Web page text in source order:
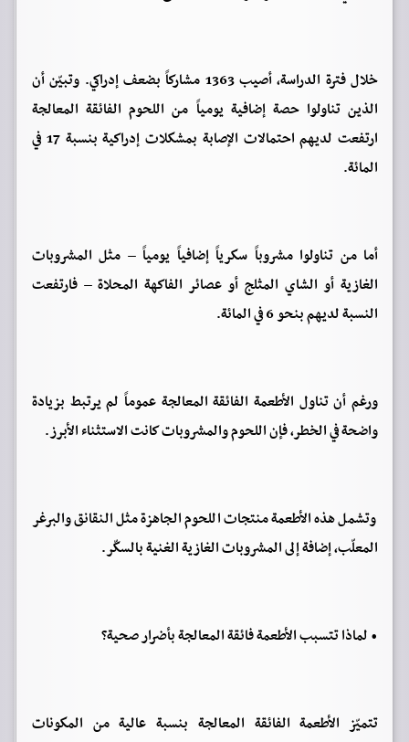
خلال فترة الدراسة، أصيب 1363 مشاركاً بضعف إدراكي. وتبيّن أن
الذين تناولوا حصة إضافية يومياً من اللحوم الفائقة المعالجة
ارتفعت لديهم احتمالات الإصابة بمشكلات إدراكية بنسبة 17 في
المائة.
أما من تناولوا مشروباً سكرياً إضافياً يومياً – مثل المشروبات
الغازية أو الشاي المثلج أو عصائر الفاكهة المحلاة – فارتفعت
النسبة لديهم بنحو 6 في المائة.
ورغم أن تناول الأطعمة الفائقة المعالجة عموماً لم يرتبط بزيادة
واضحة في الخطر، فإن اللحوم والمشروبات كانت الاستثناء الأبرز.
وتشمل هذه الأطعمة منتجات اللحوم الجاهزة مثل النقانق والبرغر
المعلّب، إضافة إلى المشروبات الغازية الغنية بالسكّر.
• لماذا تتسبب الأطعمة فائقة المعالجة بأضرار صحية؟
تتميّز الأطعمة الفائقة المعالجة بنسبة عالية من المكونات